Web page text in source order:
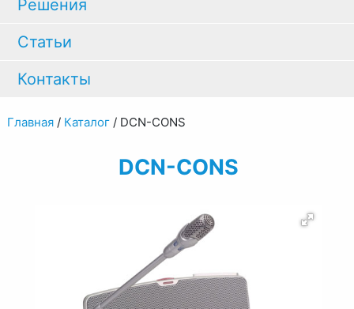
Решения
Статьи
Контакты
Главная/ Каталог/ DCN-CONS
DCN-CONS